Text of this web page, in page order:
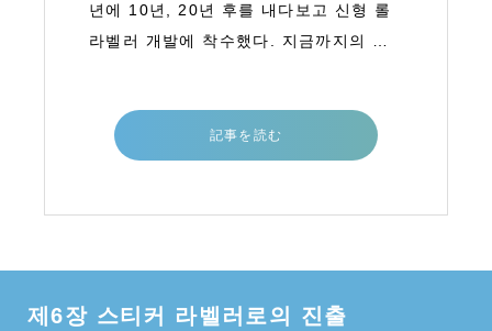
년에 10년, 20년 후를 내다보고 신형 롤
라벨러 개발에 착수했다. 지금까지의 롤
에 비용 절감 및 친환
記事を読む
제6장 스티커 라벨러로의 진출